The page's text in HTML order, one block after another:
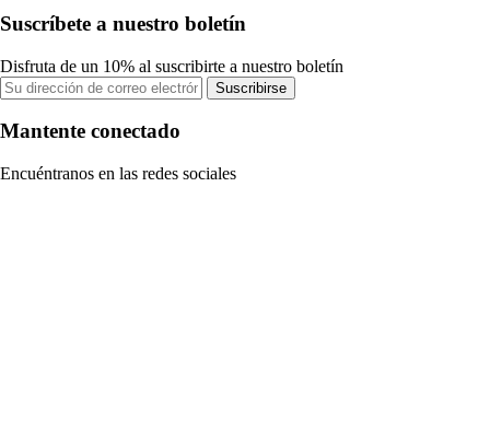
Suscríbete a nuestro boletín
Disfruta de un 10% al suscribirte a nuestro boletín
Suscribirse
Mantente conectado
Encuéntranos en las redes sociales